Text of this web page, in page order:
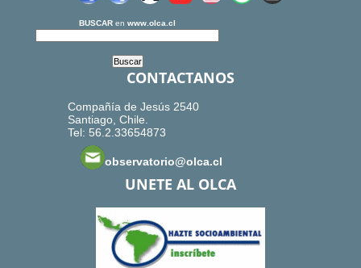
BUSCAR en www.olca.cl
CONTACTANOS
Compañía de Jesús 2540
Santiago, Chile.
Tel: 56.2.33654873
observatorio@olca.cl
UNETE AL OLCA